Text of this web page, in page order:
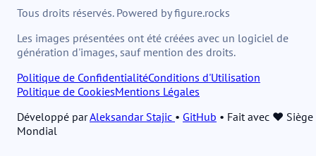
Tous droits réservés. Powered by figure.rocks
Les images présentées ont été créées avec un logiciel de
génération d'images, sauf mention des droits.
Politique de ConfidentialitéConditions d'Utilisation
Politique de CookiesMentions Légales
Développé parAleksandar Stajic • GitHub • Fait avec ❤️ Siège
Mondial